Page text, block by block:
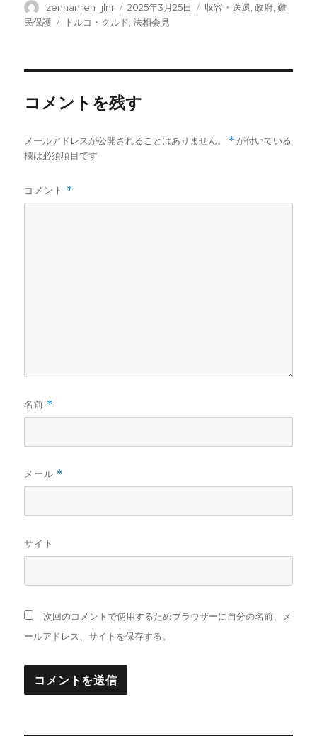
投
稿
zennanren_jlnr
投
稿
2025年3月25日
カ
収容・送還 ,政府 ,難
民保護
タ
トルコ・クルド ,法相会見
コメントを残す
メールアドレスが公開されることはありません。 * が付いている
欄は必須項目です
コメント *
名前 *
メール *
サイト
次回のコメントで使用するためブラウザーに自分の名前、メ
ールアドレス、サイトを保存する。